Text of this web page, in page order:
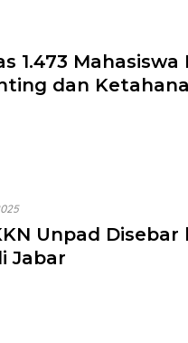
1.473 Mahasiswa
dan
Unpad Disebar
Jabar